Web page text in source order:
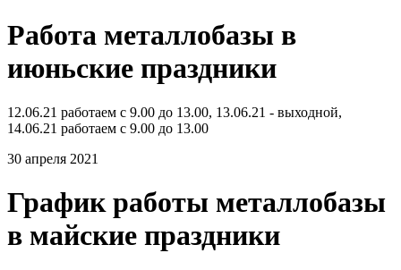
Работа металлобазы в
июньские праздники
12.06.21 работаем с 9.00 до 13.00, 13.06.21 - выходной,
14.06.21 работаем с 9.00 до 13.00
30 апреля 2021
График работы металлобазы
в майские праздники